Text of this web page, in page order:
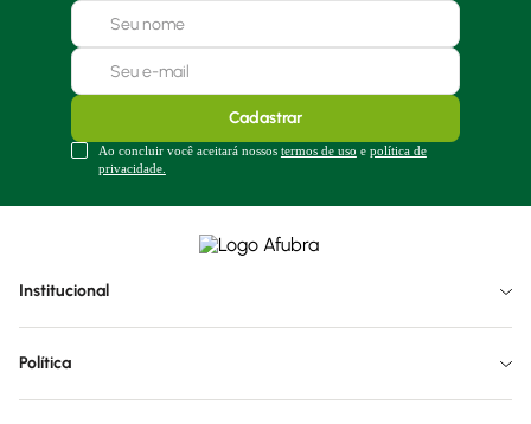
Cadastrar
Ao concluir você aceitará nossos termos de uso e política de
privacidade.
Institucional
Política